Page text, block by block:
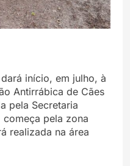
início, em julho, à
Antirrábica de Cães
pela Secretaria
começa pela zona
realizada na área